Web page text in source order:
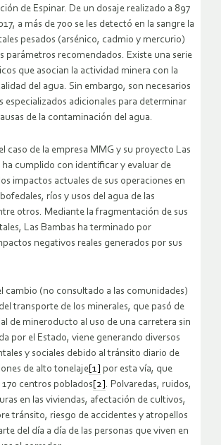
de Espinar. De un dosaje realizado a 897
a más de 700 se les detectó en la sangre la
pesados (arsénico, cadmio y mercurio)
parámetros recomendados. Existe una serie
que asocian la actividad minera con la
del agua. Sin embargo, son necesarios
especializados adicionales para determinar
de la contaminación del agua.
caso de la empresa MMG y su proyecto Las
ha cumplido con identificar y evaluar de
impactos actuales de sus operaciones en
ríos y usos del agua de las
otros. Mediante la fragmentación de sus
Las Bambas ha terminado por
negativos reales generados por sus
cambio (no consultado a las comunidades)
transporte de los minerales, que pasó de
de mineroducto al uso de una carretera sin
por el Estado, viene generando diversos
y sociales debido al tránsito diario de
de alto tonelaje [1]
por esta vía, que
170 centros poblados [2] . Polvaredas, ruidos,
en las viviendas, afectación de cultivos,
tránsito, riesgo de accidentes y atropellos
del día a día de las personas que viven en